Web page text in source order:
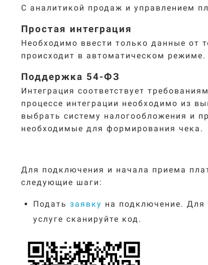
С аналитикой продаж и управлением
Простая интеграция
Необходимо ввести только данные от
происходит в автоматическом режиме.
Поддержка 54-ФЗ
Интеграция соответствует
процессе интеграции необходимо из
выбрать систему налогообложения и
необходимые для формирования чека.
Для подключения и начала приема
следующие шаги:
Подать заявку на подключение. Для
услуге сканируйте код.